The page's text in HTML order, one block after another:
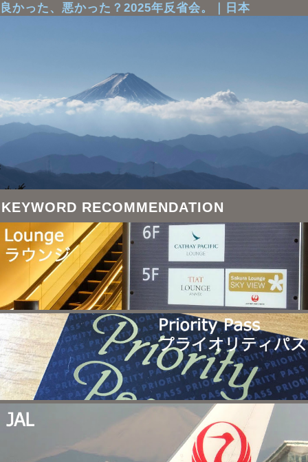
良かった、悪かった？2025年反省会。｜日本
KEYWORD RECOMMENDATION